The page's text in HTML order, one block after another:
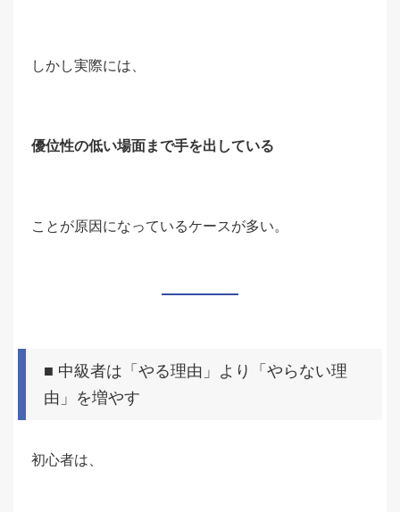
しかし実際には、
優位性の低い場面まで手を出している
ことが原因になっているケースが多い。
■ 中級者は「やる理由」より「やらない理
由」を増やす
初心者は、